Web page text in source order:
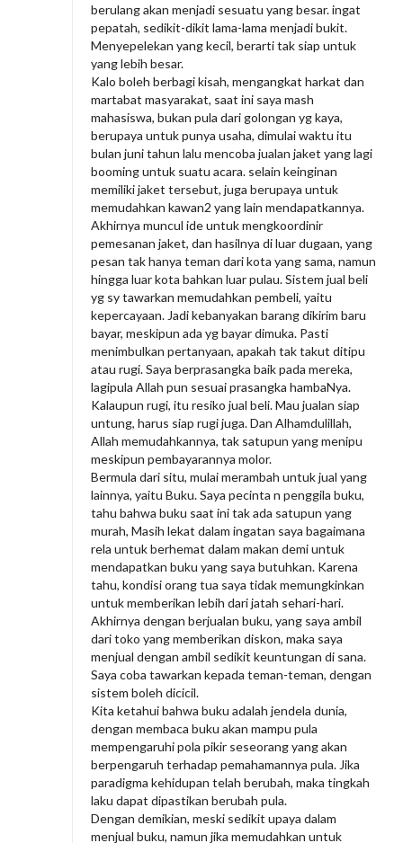
berulang akan menjadi sesuatu yang besar. ingat
pepatah, sedikit-dikit lama-lama menjadi bukit.
Menyepelekan yang kecil, berarti tak siap untuk
yang lebih besar.
Kalo boleh berbagi kisah, mengangkat harkat dan
martabat masyarakat, saat ini saya mash
mahasiswa, bukan pula dari golongan yg kaya,
berupaya untuk punya usaha, dimulai waktu itu
bulan juni tahun lalu mencoba jualan jaket yang lagi
booming untuk suatu acara. selain keinginan
memiliki jaket tersebut, juga berupaya untuk
memudahkan kawan2 yang lain mendapatkannya.
Akhirnya muncul ide untuk mengkoordinir
pemesanan jaket, dan hasilnya di luar dugaan, yang
pesan tak hanya teman dari kota yang sama, namun
hingga luar kota bahkan luar pulau. Sistem jual beli
yg sy tawarkan memudahkan pembeli, yaitu
kepercayaan. Jadi kebanyakan barang dikirim baru
bayar, meskipun ada yg bayar dimuka. Pasti
menimbulkan pertanyaan, apakah tak takut ditipu
atau rugi. Saya berprasangka baik pada mereka,
lagipula Allah pun sesuai prasangka hambaNya.
Kalaupun rugi, itu resiko jual beli. Mau jualan siap
untung, harus siap rugi juga. Dan Alhamdulillah,
Allah memudahkannya, tak satupun yang menipu
meskipun pembayarannya molor.
Bermula dari situ, mulai merambah untuk jual yang
lainnya, yaitu Buku. Saya pecinta n penggila buku,
tahu bahwa buku saat ini tak ada satupun yang
murah, Masih lekat dalam ingatan saya bagaimana
rela untuk berhemat dalam makan demi untuk
mendapatkan buku yang saya butuhkan. Karena
tahu, kondisi orang tua saya tidak memungkinkan
untuk memberikan lebih dari jatah sehari-hari.
Akhirnya dengan berjualan buku, yang saya ambil
dari toko yang memberikan diskon, maka saya
menjual dengan ambil sedikit keuntungan di sana.
Saya coba tawarkan kepada teman-teman, dengan
sistem boleh dicicil.
Kita ketahui bahwa buku adalah jendela dunia,
dengan membaca buku akan mampu pula
mempengaruhi pola pikir seseorang yang akan
berpengaruh terhadap pemahamannya pula. Jika
paradigma kehidupan telah berubah, maka tingkah
laku dapat dipastikan berubah pula.
Dengan demikian, meski sedikit upaya dalam
menjual buku, namun jika memudahkan untuk